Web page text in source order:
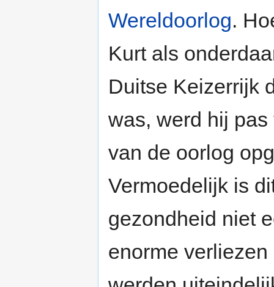
Wereldoorlog.
Kurt als
Duitse Keizerrijk
was, werd hij
van de oorlog
Vermoedelijk is
gezondheid niet
enorme